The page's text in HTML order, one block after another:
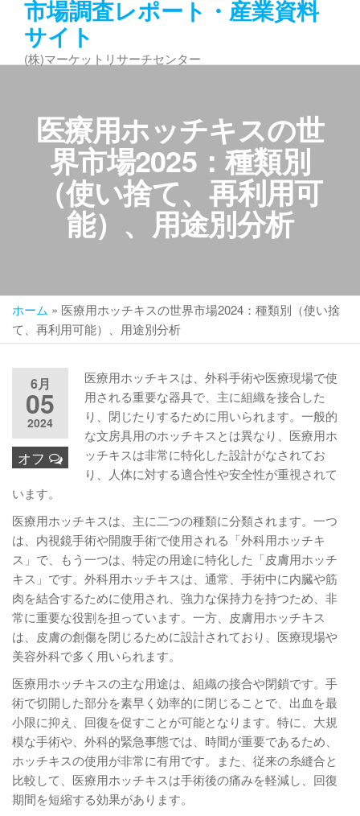
ン
市場調査レポート・産業資料
サイト
(株)マーケットリサーチセンター
医療用ホッチキスの世
界市場2025：種類別
（使い捨て、再利用可
能）、用途別分析
ホーム » 医療用ホッチキスの世界市場2024：種類別（使い捨
て、再利用可能）、用途別分析
6月
05
2024
オフ
医療用ホッチキスは、外科手術や医療現場で使
用される重要な器具で、主に組織を接合した
り、閉じたりするために用いられます。一般的
な文房具用のホッチキスとは異なり、医療用ホ
ッチキスは非常に特化した設計がなされてお
り、人体に対する適合性や安全性が重視されて
います。
医療用ホッチキスは、主に二つの種類に分類されます。一つ
は、内視鏡手術や開腹手術で使用される「外科用ホッチキ
ス」で、もう一つは、特定の用途に特化した「皮膚用ホッチ
キス」です。外科用ホッチキスは、通常、手術中に内臓や筋
肉を結合するために使用され、強力な保持力を持つため、非
常に重要な役割を担っています。一方、皮膚用ホッチキス
は、皮膚の創傷を閉じるために設計されており、医療現場や
美容外科で多く用いられます。
医療用ホッチキスの主な用途は、組織の接合や閉鎖です。手
術で切開した部分を素早く効率的に閉じることで、出血を最
小限に抑え、回復を促すことが可能となります。特に、大規
模な手術や、外科的緊急事態では、時間が重要であるため、
ホッチキスの使用が非常に有用です。また、従来の糸縫合と
比較して、医療用ホッチキスは手術後の痛みを軽減し、回復
期間を短縮する効果があります。